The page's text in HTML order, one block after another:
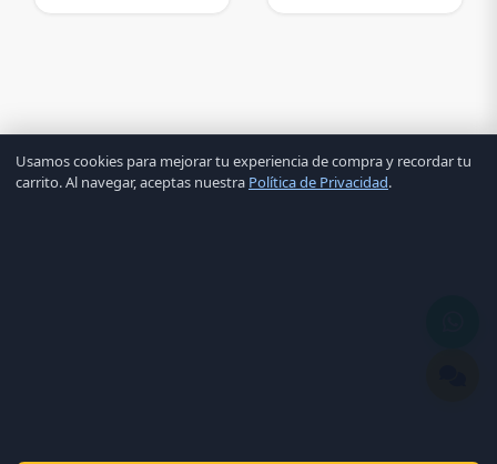
Usamos cookies para mejorar tu experiencia de compra y recordar tu
carrito. Al navegar, aceptas nuestra Política de Privacidad.